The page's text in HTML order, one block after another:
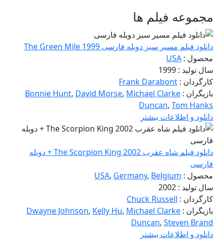
مجموعه فیلم ها
دانلود فیلم مسیر سبز دوبله فارسی The Green Mile 1999
محصول : USA
سال تولید : 1999
کارگردان : Frank Darabont
بازیگران :
Bonnie Hunt, David Morse, Michael Clarke
Duncan, Tom Hanks
دانلود و اطلاعات بیشتر
دانلود فیلم شاه عقرب The Scorpion King 2002 + دوبله
فارسی
محصول :
USA, Germany, Belgium
سال تولید : 2002
کارگردان : Chuck Russell
بازیگران :
Dwayne Johnson, Kelly Hu, Michael Clarke
Duncan, Steven Brand
دانلود و اطلاعات بیشتر